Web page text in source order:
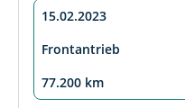
15.02.2023
Frontantrieb
77.200 km